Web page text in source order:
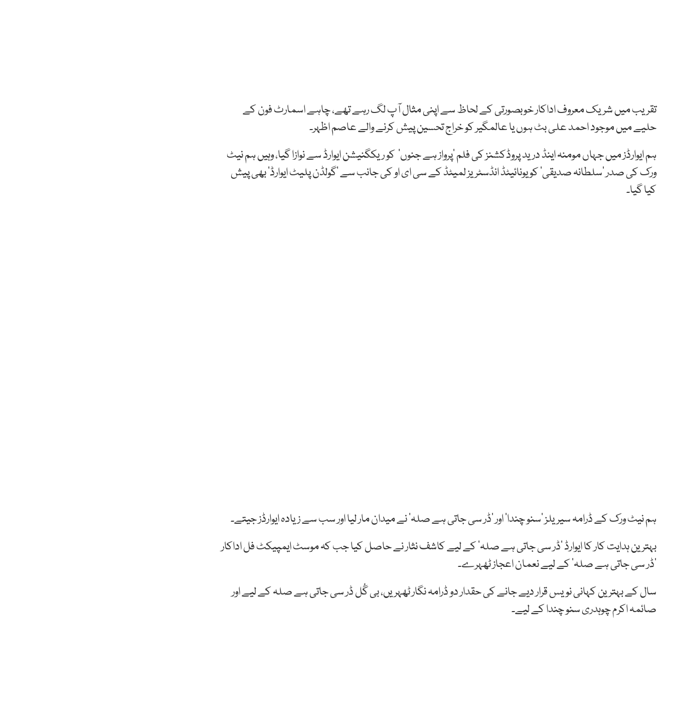
تقریب میں شریک معروف اداکار خوبصورتی کے لحاظ سے اپنی مثال آپ لگ رہے تھے، چاہے اسمارٹ فون کے
حلیے میں موجود احمد علی بٹ ہوں یا عالمگیر کو خراج تحسین پیش کرنے والے عاصم اظہر۔
ہم ایوارڈز میں جہاں مومنہ اینڈ درید پروڈکشنز کی فلم ’پرواز ہے جنوں‘ کو ریکگنیشن ایوارڈ سے نوازا گیا، وہیں ہم نیٹ
ورک کی صدر ’سلطانہ صدیقی‘ کو یونائیٹڈ انڈسٹریز لمیٹڈ کے سی ای او کی جانب سے ’گولڈن پلیٹ ایوارڈ‘ بھی پیش
کیا گیا۔
ہم نیٹ ورک کے ڈرامہ سیریلز ’سنو چندا‘ اور ’ڈر سی جاتی ہے صلہ‘ نے میدان مار لیا اور سب سے زیادہ ایوارڈز جیتے۔
بہترین ہدایت کار کا ایوارڈ ’ڈر سی جاتی ہے صلہ‘ کے لیے کاشف نثار نے حاصل کیا جب کہ موسٹ ایمپیکٹ فل اداکار
’ڈر سی جاتی ہے صلہ‘ کے لیے نعمان اعجاز ٹھہرے۔
سال کے بہترین کہانی نویس قرار دیے جانے کی حقدار دو ڈرامہ نگار ٹھہریں، بی گُل ڈر سی جاتی ہے صلہ کے لیے اور
صائمہ اکرم چوہدری سنو چندا کے لیے۔